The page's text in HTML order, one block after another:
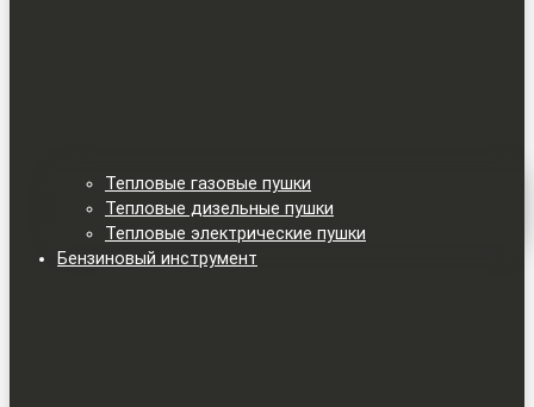
Тепловые газовые пушки
Тепловые дизельные пушки
Тепловые электрические пушки
Бензиновый инструмент